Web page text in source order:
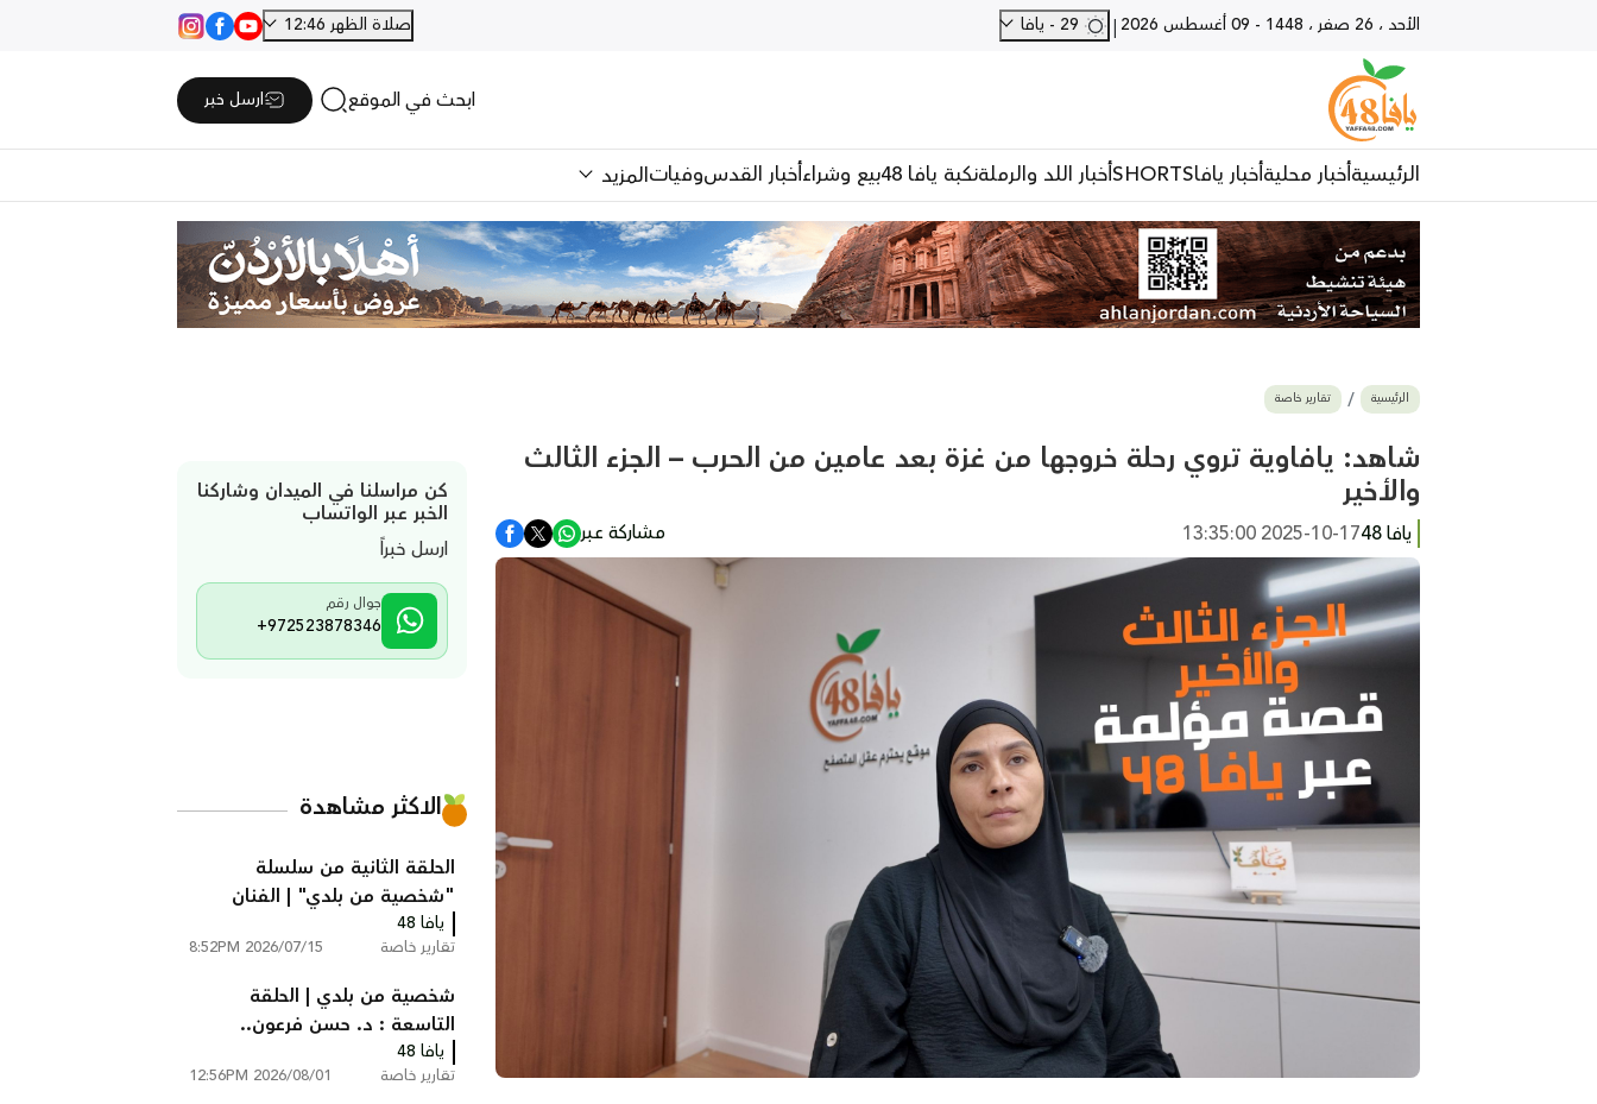
الأحد ، 26 صفر ، 1448 - 09 أغسطس 2026 | صلاة الظهر 12:46
ابحث في الموقع ارسل خبر
الرئيسيةأخبار محليةأخبار يافاSHORTSأخبار اللد والرملةنكبة يافا 48 بيع وشراءأخبار القدسوفياتالمزيد
الرئيسية تقارير خاصة
شاهد: يافاوية تروي رحلة خروجها من غزة بعد عامين من الحرب – الجزء الثالث
والأخير
يافا 48 2025-10-17 13:35:00 مشاركة عبر
كن مراسلنا في الميدان وشاركنا
الخبر عبر الواتساب
ارسل خبراً
جوال رقم
+972523878346
الاكثر مشاهدة
الحلقة الثانية من سلسلة
"شخصية من بلدي" | الفنان
التشكيلي إسماعيل شموط
يافا 48
تقارير خاصة 2026/07/15 8:52PM
شخصية من بلدي | الحلقة
التاسعة : د. حسن فرعون..
الطبيب الذي رفض مغادرة يافا
عام 1948
يافا 48
تقارير خاصة 2026/08/01 12:56PM